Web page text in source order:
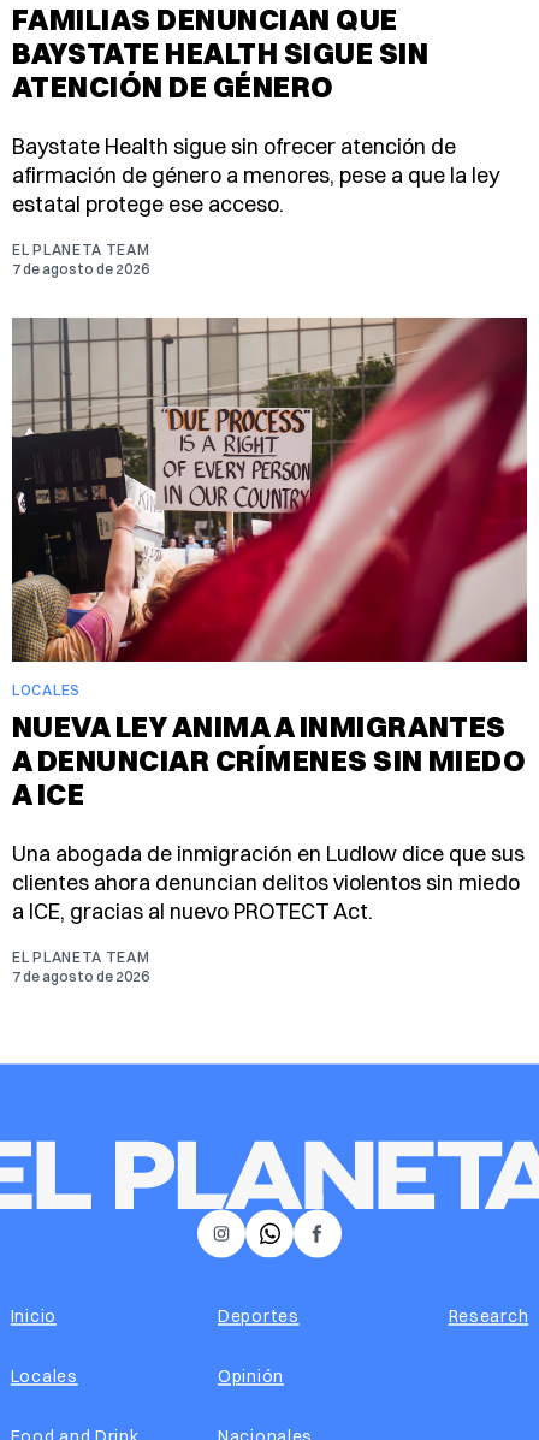
FAMILIAS DENUNCIAN QUE
BAYSTATE HEALTH SIGUE SIN
ATENCIÓN DE GÉNERO
Baystate Health sigue sin ofrecer atención de
afirmación de género a menores, pese a que la ley
estatal protege ese acceso.
EL PLANETA TEAM
7 de agosto de 2026
LOCALES
NUEVA LEY ANIMA A INMIGRANTES
A DENUNCIAR CRÍMENES SIN MIEDO
A ICE
Una abogada de inmigración en Ludlow dice que sus
clientes ahora denuncian delitos violentos sin miedo
a ICE, gracias al nuevo PROTECT Act.
EL PLANETA TEAM
7 de agosto de 2026
𝕏 Facebook
Instagram
Inicio
Locales
Deportes
Opinión
Research